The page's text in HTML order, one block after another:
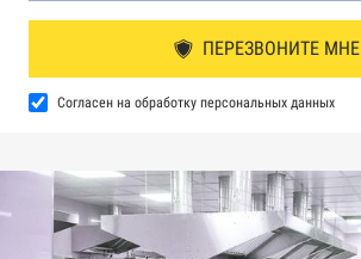
ПЕРЕЗВОНИТЕ МНЕ
Согласен на обработку персональных данных